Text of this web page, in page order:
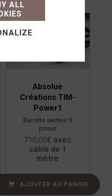
Absolue
Créations TIM-
Power1
Barrette secteur 6
prises
710,00€ avec
câble de 1
mètre
AJOUTER AU PANIER
ALL